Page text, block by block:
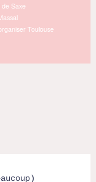
de Saxe
Toulouse